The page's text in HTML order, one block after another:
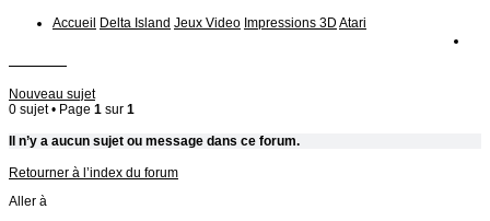
Accueil Delta Island Jeux Video Impressions 3D Atari
Nouveau sujet
0 sujet • Page 1 sur 1
Il n’y a aucun sujet ou message dans ce forum.
Retourner à l’index du forum
Aller à